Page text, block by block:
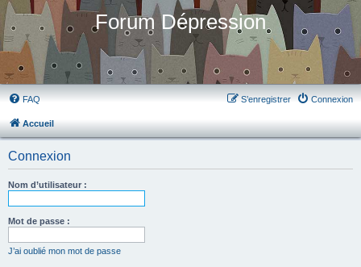
Forum Dépression
FAQ Connexion
S’enregistrer
Accueil
Connexion
Nom d’utilisateur :
Mot de passe :
J’ai oublié mon mot de passe